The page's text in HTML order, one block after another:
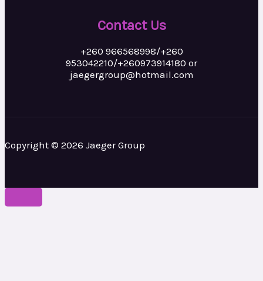
Contact Us
+260 966568998/+260
953042210/+260973914180 or
jaegergroup@hotmail.com
Copyright © 2026 Jaeger Group